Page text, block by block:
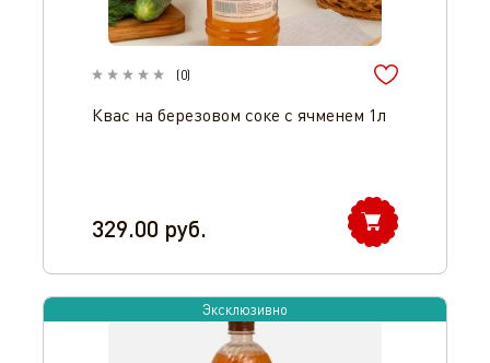
(0)
Квас на березовом соке с ячменем 1л
329.00 руб.
Эксклюзивно